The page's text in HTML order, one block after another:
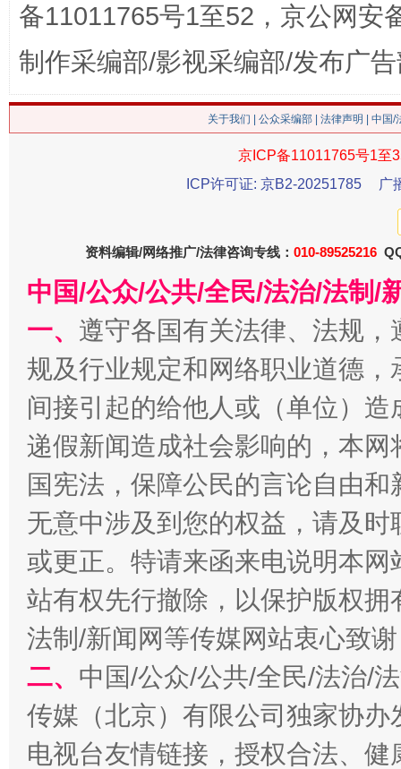
今
魏明
“刷贴”乱象丛生
生
备11011765号1至52，京公网安
制作采编部/影视采编部/发布广
关于我们 公众采编部 法律声明 | 中国
京ICP备11011765号1至
ICP许可证: 京B2-20251785
广
资料编辑/网络推广/法律咨询专线： 010-89525216
中国/公众/公共/全民/法治/法制/
一、 遵守各国有关法律、法规
规及行业规定和网络职业道德
间接引起的给他人或（单位）
递假新闻造成社会影响的，本
国宪法，保障公民的言论自由
无意中涉及到您的权益，请及
或更正。特请来函来电说明本
站有权先行撤除，以保护版权
法制/新闻网等传媒网站衷心致
二、 中国/公众/公共/全民/法治/
传媒（北京）有限公司独家协
电视台友情链接，授权合法、